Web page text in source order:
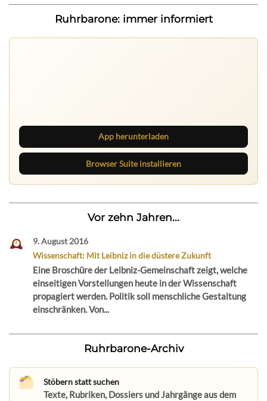
Ruhrbarone: immer informiert
App herunterladen
Browser Suite installieren
Vor zehn Jahren...
9. August 2016
Wissenschaft: Mit Leibniz in die düstere Zukunft
Eine Broschüre der Leibniz-Gemeinschaft zeigt, welche
einseitigen Vorstellungen heute in der Wissenschaft
propagiert werden. Politik soll menschliche Gestaltung
einschränken. Von...
Ruhrbarone-Archiv
Stöbern statt suchen
Texte, Rubriken, Dossiers und Jahrgänge aus dem